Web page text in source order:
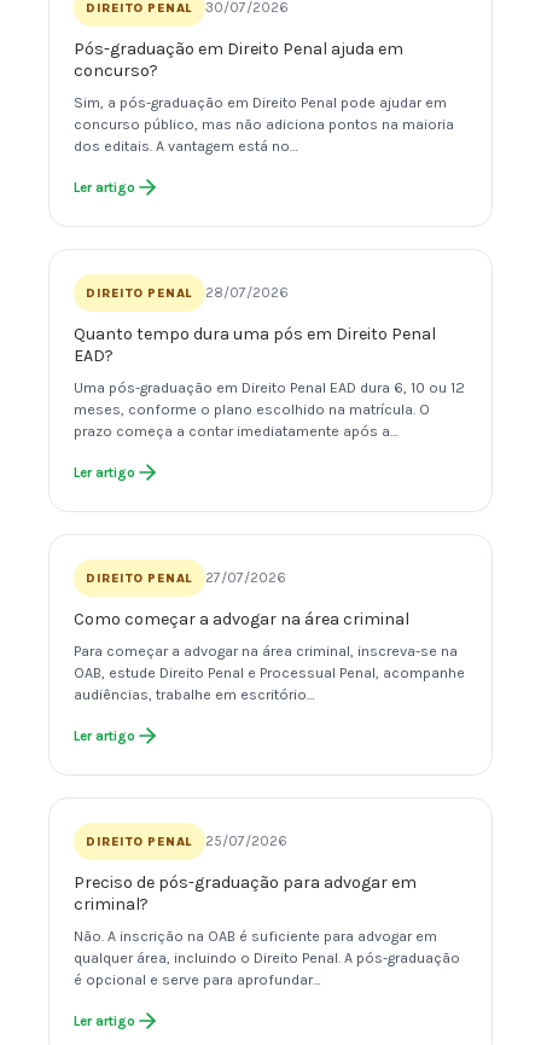
DIREITO PENAL 30/07/2026
Pós-graduação em Direito Penal ajuda em
concurso?
Sim, a pós-graduação em Direito Penal pode ajudar em
concurso público, mas não adiciona pontos na maioria
dos editais. A vantagem está no…
Ler artigo
DIREITO PENAL 28/07/2026
Quanto tempo dura uma pós em Direito Penal
EAD?
Uma pós-graduação em Direito Penal EAD dura 6, 10 ou 12
meses, conforme o plano escolhido na matrícula. O
prazo começa a contar imediatamente após a…
Ler artigo
DIREITO PENAL 27/07/2026
Como começar a advogar na área criminal
Para começar a advogar na área criminal, inscreva-se na
OAB, estude Direito Penal e Processual Penal, acompanhe
audiências, trabalhe em escritório…
Ler artigo
DIREITO PENAL 25/07/2026
Preciso de pós-graduação para advogar em
criminal?
Não. A inscrição na OAB é suficiente para advogar em
qualquer área, incluindo o Direito Penal. A pós-graduação
é opcional e serve para aprofundar…
Ler artigo